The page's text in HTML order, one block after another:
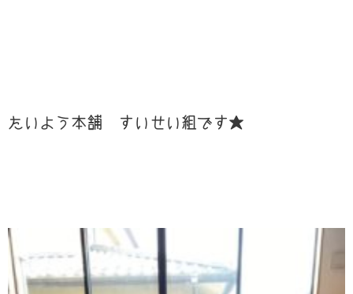
たいよう本舗 すいせい組です★